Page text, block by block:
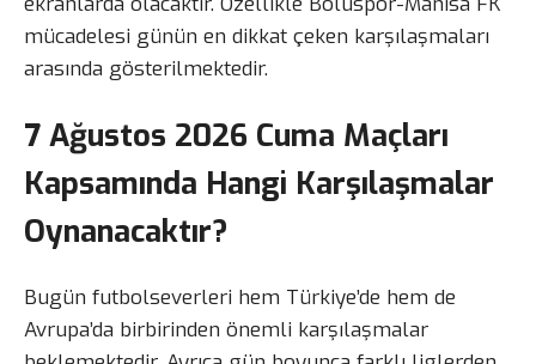
mücadelesi günün en dikkat çeken karşılaşmaları
arasında gösterilmektedir.
7 Ağustos 2026 Cuma Maçları
Kapsamında Hangi Karşılaşmalar
Oynanacaktır?
Bugün futbolseverleri hem Türkiye’de hem de
Avrupa’da birbirinden önemli karşılaşmalar